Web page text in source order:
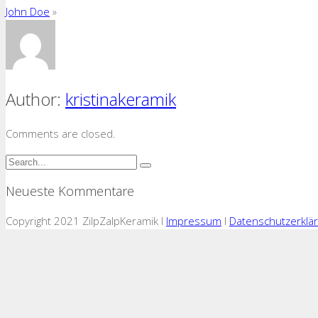
John Doe »
Author: kristinakeramik
Comments are closed.
Neueste Kommentare
Copyright 2021 ZilpZalpKeramik I Impressum I